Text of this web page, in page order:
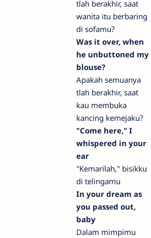
tlah berakhir, saat
wanita itu berbaring
di sofamu?
Was it over, when
he unbuttoned my
blouse?
Apakah semuanya
tlah berakhir, saat
kau membuka
kancing kemejaku?
"Come here," I
whispered in your
ear
"Kemarilah," bisikku
di telingamu
In your dream as
you passеd out,
baby
Dalam mimpimu